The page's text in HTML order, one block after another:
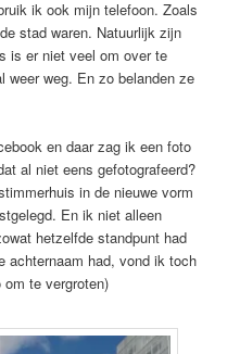
ik ook mijn telefoon. Zoals
stad waren. Natuurlijk zijn
is er niet veel om over te
weg. En zo belanden ze
en daar zag ik een foto
al niet eens gefotografeerd?
in de nieuwe vorm
En ik niet alleen
hetzelfde standpunt had
achternaam had, vond ik toch
te vergroten)